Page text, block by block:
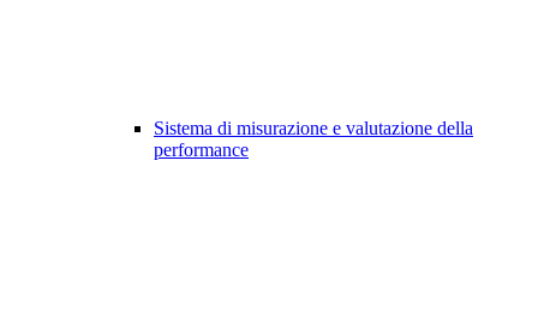
Sistema di misurazione e valutazione della
performance